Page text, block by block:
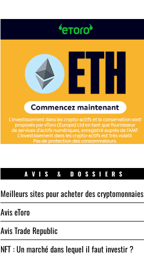
AVIS & DOSSIERS
Meilleurs sites pour acheter des cryptomonnaies
Avis eToro
Avis Trade Republic
NFT : Un marché dans lequel il faut investir ?